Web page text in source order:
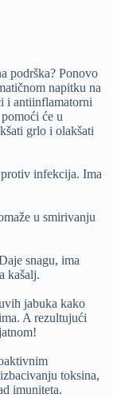
podrška? Ponovo
napitku na
i antiinflamatorni
će u
grlo i olakšati
infekcija. Ima
u smirivanju
snagu, ima
kašalj.
jabuka kako
A rezultujući
toksina,
imuniteta.